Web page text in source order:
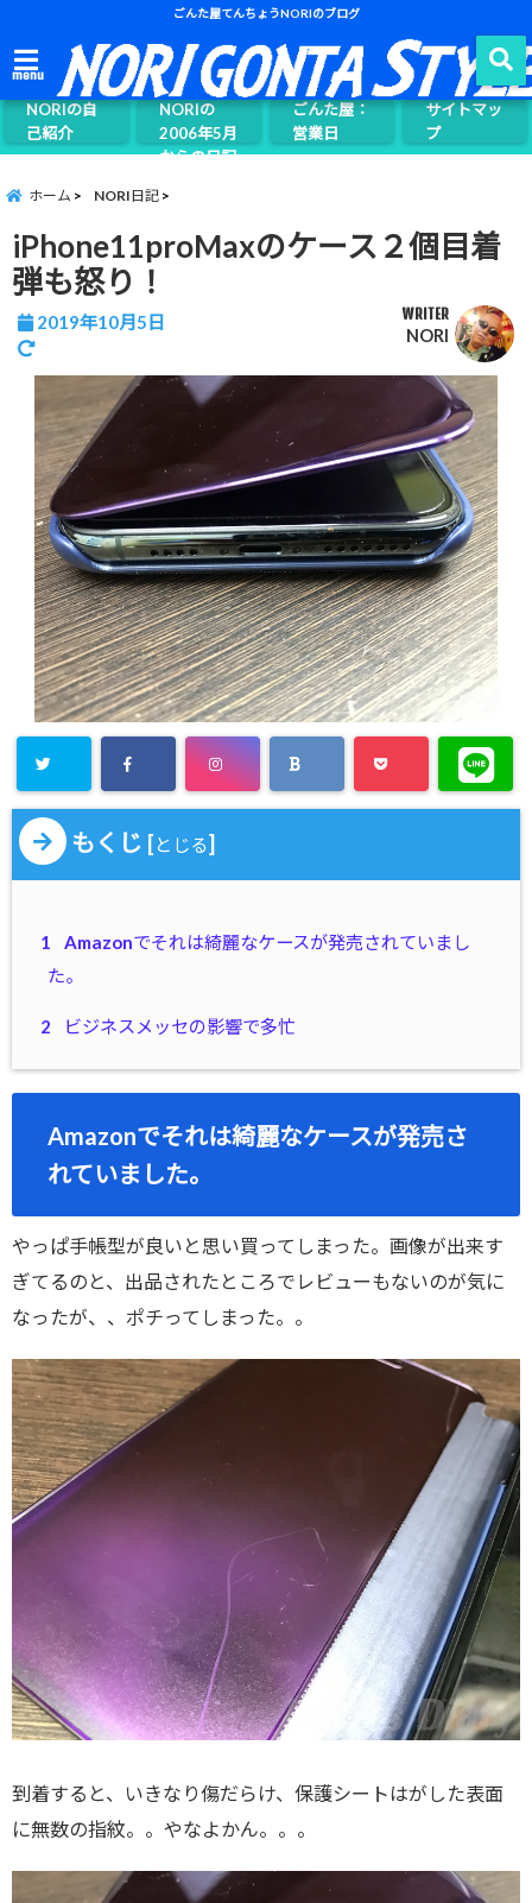
ごんた屋てんちょうNORIのブログ
menu
NORIの自
己紹介
ごんた屋て
んちょう
NORIの
2006年5月
からの日記
ごんた屋：
営業日
サイトマッ
プ
ホーム NORI日記
iPhone11proMaxのケース２個目着
弾も怒り！
2019年10月5日 WRITER
NORI
もくじ [とじる]
1
Amazonでそれは綺麗なケースが発売されていまし
た。
2 ビジネスメッセの影響で多忙
Amazonでそれは綺麗なケースが発売さ
れていました。
やっぱ手帳型が良いと思い買ってしまった。画像が出来す
ぎてるのと、出品されたところでレビューもないのが気に
なったが、、ポチってしまった。。
到着すると、いきなり傷だらけ、保護シートはがした表面
に無数の指紋。。やなよかん。。。